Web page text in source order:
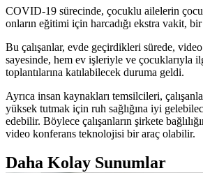
COVID-19 sürecinde, çocuklu ailelerin
onların eğitimi için harcadığı ekstra vakit,
Bu çalışanlar, evde geçirdikleri sürede,
sayesinde, hem ev işleriyle ve çocuklarıyla
toplantılarına katılabilecek duruma geldi.
Ayrıca insan kaynakları temsilcileri,
yüksek tutmak için ruh sağlığına iyi
edebilir. Böylece çalışanların şirkete
video konferans teknolojisi bir araç olabilir.
Daha Kolay Sunumlar